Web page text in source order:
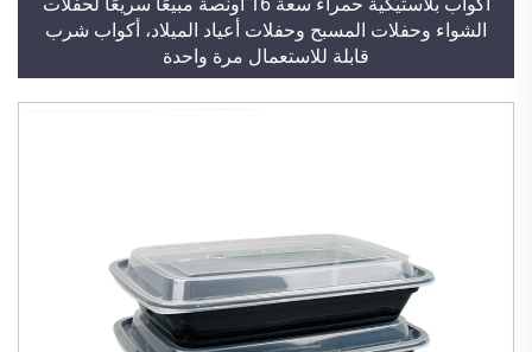
أكواب بلاستيكية حمراء سعة 16 أونصة مبيعًا سريعًا لحفلات
الشواء وحفلات المسبح وحفلات أعياد الميلاد، أكواب شرب
قابلة للاستعمال مرة واحدة